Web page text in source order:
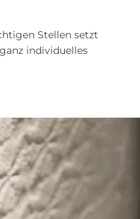
Stellen setzt
individuelles